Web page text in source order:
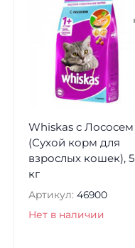
Whiskas с Лососем
(Сухой корм для
взрослых кошек), 5
кг
Артикул: 46900
Нет в наличии